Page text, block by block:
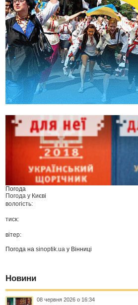
Погода
Погода у Києві
вологість:
тиск:
вітер:
Погода наsinoptik.ua у Вінниці
Новини
08 червня 2026 о 16:34